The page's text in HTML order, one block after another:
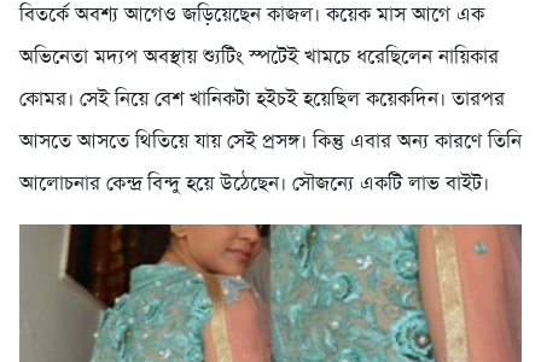
বিতর্কে অবশ্য আগেও জড়িয়েছেন কাজল। কয়েক মাস আগে এক
অভিনেতা মদ্যপ অবস্থায় শ্যুটিং স্পটেই খামচে ধরেছিলেন নায়িকার
কোমর। সেই নিয়ে বেশ খানিকটা হইচই হয়েছিল কয়েকদিন। তারপর
আসতে আসতে থিতিয়ে যায় সেই প্রসঙ্গ। কিন্তু এবার অন্য কারণে তিনি
আলোচনার কেন্দ্র বিন্দু হয়ে উঠেছেন। সৌজন্যে একটি লাভ বাইট।